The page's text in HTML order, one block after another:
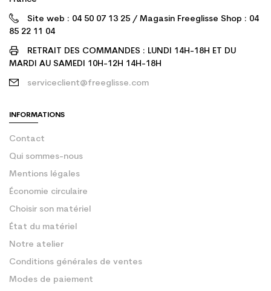
Site web : 04 50 07 13 25 / Magasin Freeglisse Shop : 04
85 22 11 04
RETRAIT DES COMMANDES : LUNDI 14H-18H ET DU
MARDI AU SAMEDI 10H-12H 14H-18H
serviceclient@freeglisse.com
INFORMATIONS
Contact
Qui sommes-nous
Mentions légales
Économie circulaire
Choisir son matériel
État du matériel
Notre atelier
Conditions générales de ventes
Modes de paiement